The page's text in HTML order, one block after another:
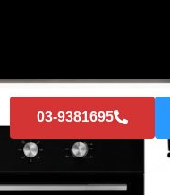
03-9381695